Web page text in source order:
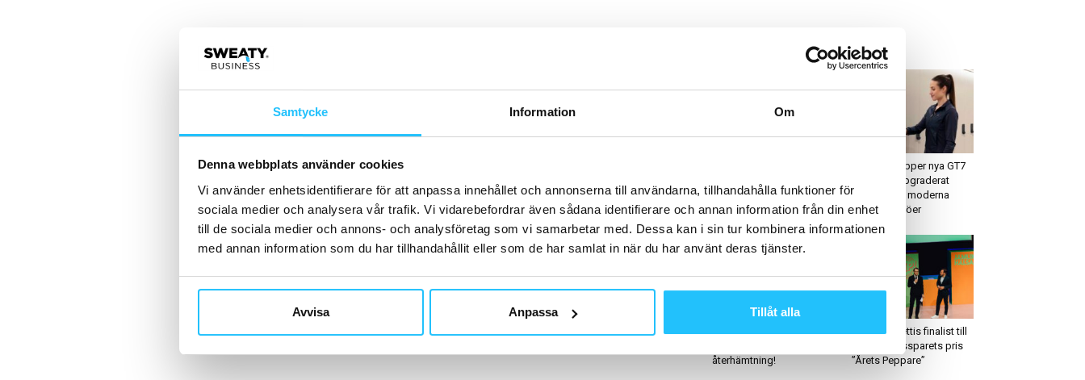
Samtycke Information Om
Denna webbplats använder cookies
Vi använder enhetsidentifierare för att anpassa innehållet och annonserna till användarna, tillhandahålla funktioner för
sociala medier och analysera vår trafik. Vi vidarebefordrar även sådana identifierare och annan information från din enhet
till de sociala medier och annons- och analysföretag som vi samarbetar med. Dessa kan i sin tur kombinera informationen
med annan information som du har tillhandahållit eller som de har samlat in när du har använt deras tjänster.
Avvisa Anpassa Tillåt alla
HETAST JUST NU
Gantner släpper nya GT7
Lite och uppgraderat
skåplås för moderna
träningsmiljöer
Business
SATS kvartalsrapport Q3
återhämtning!
Friskis&Svettis finalist till
kronprinsessparets pris
”Årets Peppare”